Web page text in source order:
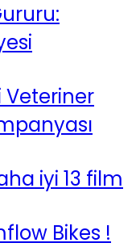
Veteriner
iyi 13 film
Bikes !